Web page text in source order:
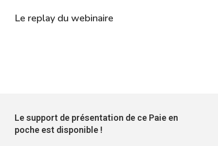
Le replay du webinaire
Le support de présentation de ce Paie en
poche est disponible !